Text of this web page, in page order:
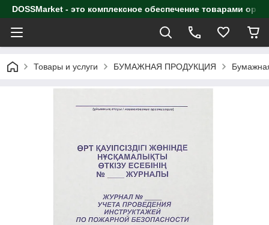
DOSSMarket - это комплексное обеспечение товарами
Товары и услуги БУМАЖНАЯ ПРОДУКЦИЯ